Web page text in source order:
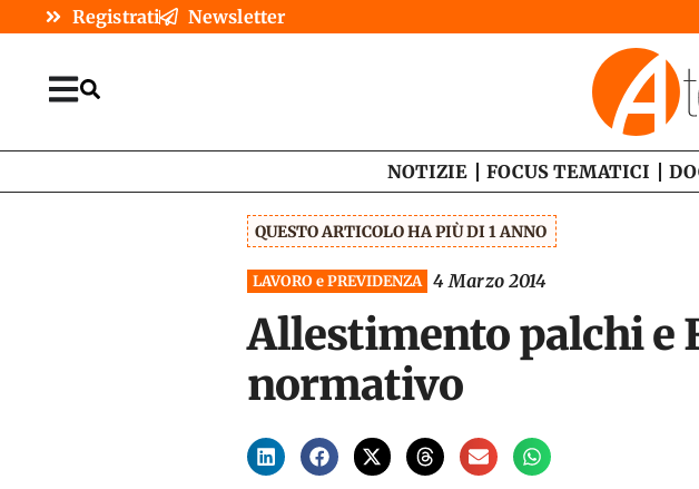
Registrati Newsletter
NOTIZIE FOCUS TEMATICI
QUESTO ARTICOLO HA PIÙ DI 1 ANNO
LAVORO e PREVIDENZA 4 Marzo 2014
Allestimento palchi e
normativo